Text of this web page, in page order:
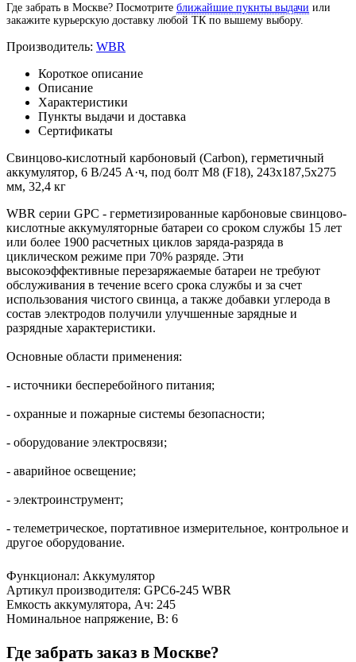
Где забрать в Москве? Посмотрите ближайшие пукнты выдачи или
закажите курьерскую доставку любой ТК по вышему выбору.
Производитель: WBR
Короткое описание
Описание
Характеристики
Пункты выдачи и доставка
Сертификаты
Свинцово-кислотный карбоновый (Carbon), герметичный
аккумулятор, 6 В/245 А·ч, под болт М8 (F18), 243х187,5х275
мм, 32,4 кг
WBR серии GPC - герметизированные карбоновые свинцово-
кислотные аккумуляторные батареи со сроком службы 15 лет
или более 1900 расчетных циклов заряда-разряда в
циклическом режиме при 70% разряде. Эти
высокоэффективные перезаряжаемые батареи не требуют
обслуживания в течение всего срока службы и за счет
использования чистого свинца, а также добавки углерода в
состав электродов получили улучшенные зарядные и
разрядные характеристики.
Основные области применения:
- источники бесперебойного питания;
- охранные и пожарные системы безопасности;
- оборудование электросвязи;
- аварийное освещение;
- электроинструмент;
- телеметрическое, портативное измерительное, контрольное и
другое оборудование.
Функционал: Аккумулятор
Артикул производителя: GPC6-245 WBR
Емкость аккумулятора, Ач: 245
Номинальное напряжение, В: 6
Где забрать заказ в Москве?